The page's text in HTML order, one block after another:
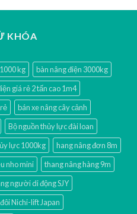
KHÓA
kg
bàn nâng điện 3000kg
giá rẻ 2 tấn cao 1m4
bán xe nâng cây cảnh
Bộ nguồn thủy lực đài loan
lực 1000kg
hang nâng đơn 8m
nho mini
thang nâng hàng 9m
người di động SJY
Nichi-lift Japan